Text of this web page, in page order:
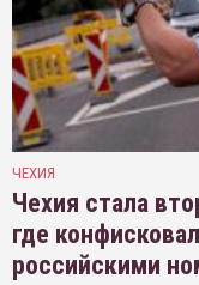
ЧЕХИЯ
Чехия стала
где
российскими